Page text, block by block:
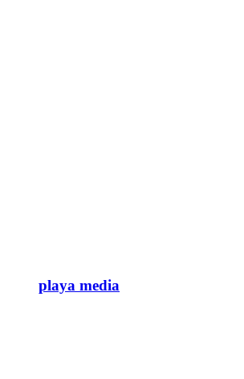
playa media